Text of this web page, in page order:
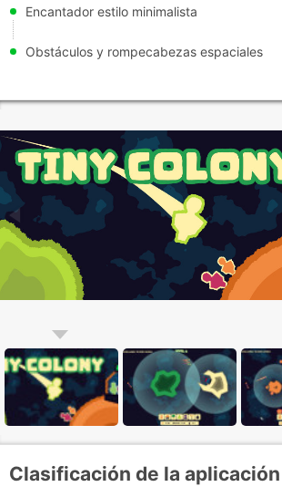
Encantador estilo minimalista
Obstáculos y rompecabezas espaciales
Clasificación de la aplicación